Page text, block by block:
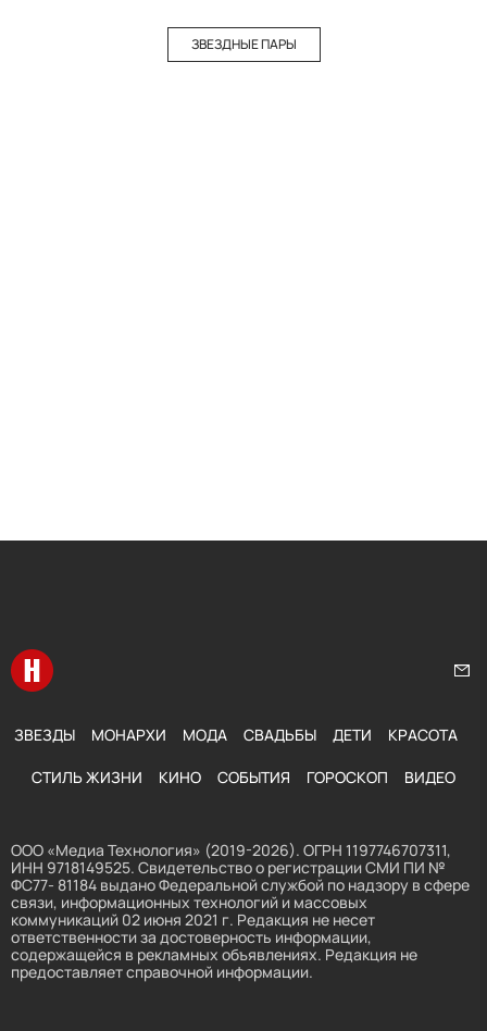
ЗВЕЗДНЫЕ ПАРЫ
Перейти на главную
ЗВЕЗДЫ МОНАРХИ МОДА СВАДЬБЫ ДЕТИ КРАСОТА
СТИЛЬ ЖИЗНИ КИНО СОБЫТИЯ ГОРОСКОП ВИДЕО
ООО «Медиа Технология» (2019-2026). ОГРН 1197746707311,
ИНН 9718149525. Свидетельство о регистрации СМИ ПИ №
ФС77- 81184 выдано Федеральной службой по надзору в сфере
связи, информационных технологий и массовых
коммуникаций 02 июня 2021 г. Редакция не несет
ответственности за достоверность информации,
содержащейся в рекламных объявлениях. Редакция не
предоставляет справочной информации.